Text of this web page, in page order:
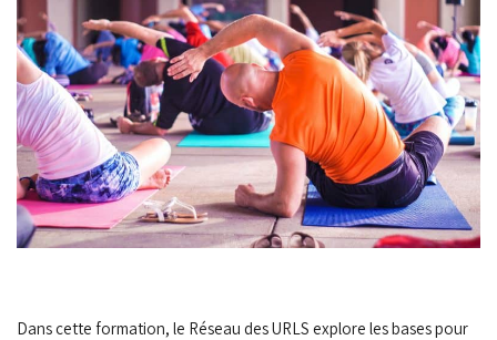
Dans cette formation, le Réseau des URLS explore les bases pour